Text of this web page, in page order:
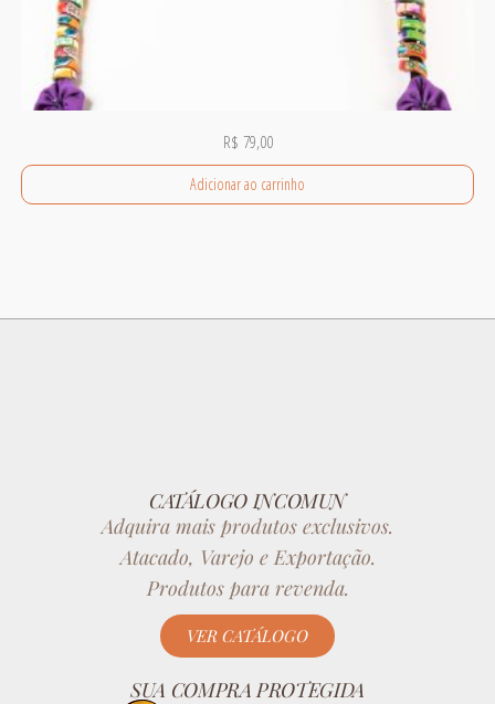
R$ 79,00
Adicionar ao carrinho
CATÁLOGO INCOMUN
Adquira mais produtos exclusivos.
Atacado, Varejo e Exportação.
Produtos para revenda.
VER CATÁLOGO
SUA COMPRA PROTEGIDA